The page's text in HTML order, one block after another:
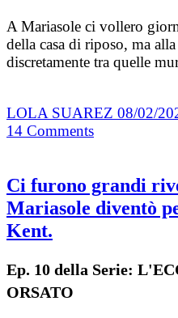
A Mariasole ci vollero
della casa di riposo, ma
discretamente tra quelle
LOLA SUAREZ 08/02/
14 Comments
Ci furono grandi
Mariasole diventò
Kent.
Ep. 10 della Serie:
ORSATO